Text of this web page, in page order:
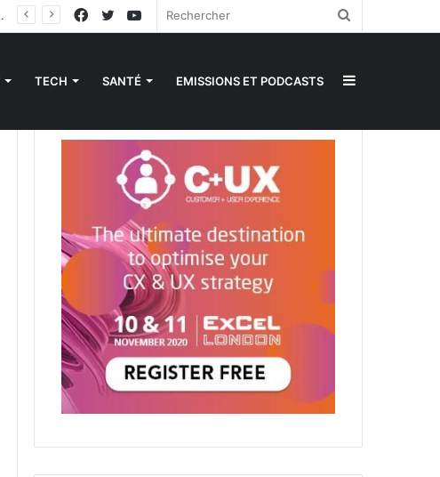
YouTube
Twitter
Facebook
TECH SANTÉ EMISSIONS ET PODCASTS